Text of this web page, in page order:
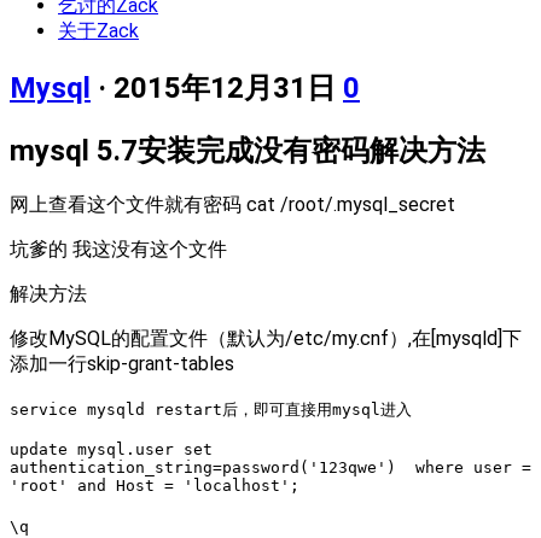
乞讨的Zack
关于Zack
Mysql · 2015年12月31日 0
mysql 5.7安装完成没有密码解决方法
网上查看这个文件就有密码 cat /root/.mysql_secret
坑爹的 我这没有这个文件
解决方法
修改MySQL的配置文件（默认为/etc/my.cnf）,在[mysqld]下
添加一行skip-grant-tables
service mysqld restart后，即可直接用mysql进入
update mysql.user set
authentication_string=password('123qwe') where user =
'root' and Host = 'localhost';
\q